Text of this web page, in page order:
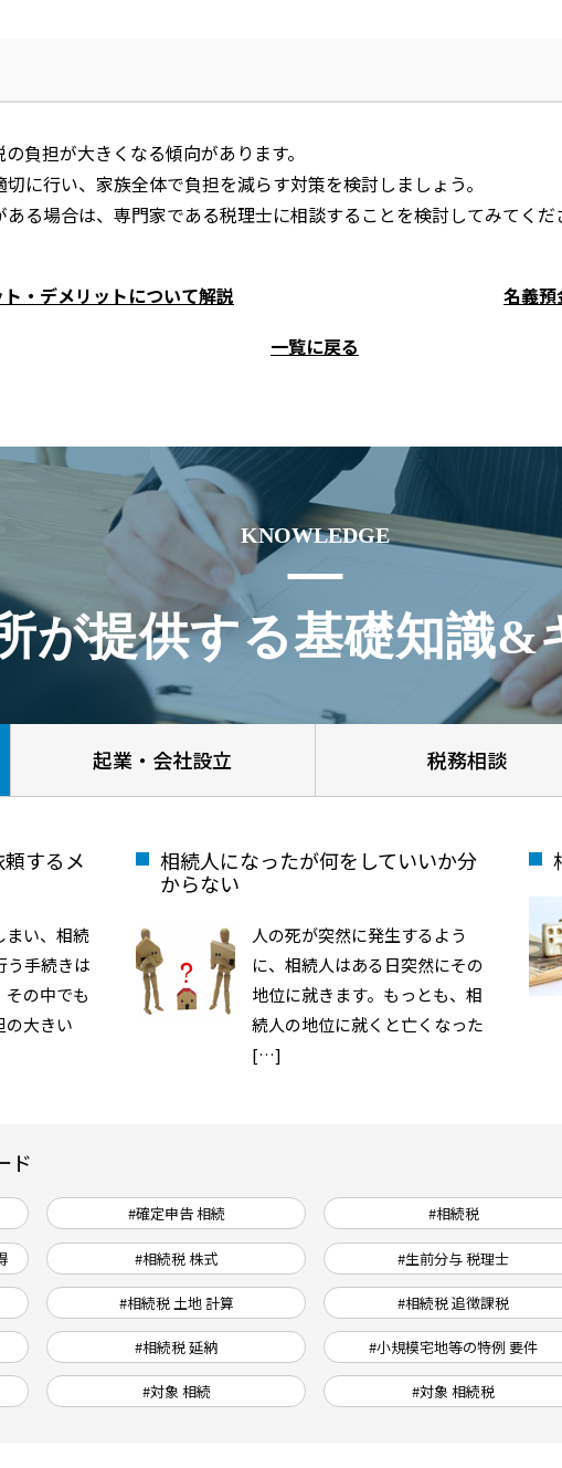
負担が大きくなる傾向があります。
に行い、家族全体で負担を減らす対策を検討しましょう。
る場合は、専門家である税理士に相談することを検討してみてくだ
・デメリットについて解説
名義預
一覧に戻る
KNOWLEDGE
が提供する基礎知識&
起業・会社設立 税務相談
するメ
まい、相続
う手続きは
その中でも
の大きい
相続人になったが何をしていいか分
からない
人の死が突然に発生するよう
に、相続人はある日突然にその
地位に就きます。もっとも、相
続人の地位に就くと亡くなった
[…]
ド
#確定申告 相続 #相続税
#相続税 株式 #生前分与 税理士
#相続税 土地 計算 #相続税 追徴課税
#相続税 延納 #小規模宅地等の特例 要件
#対象 相続 #対象 相続税